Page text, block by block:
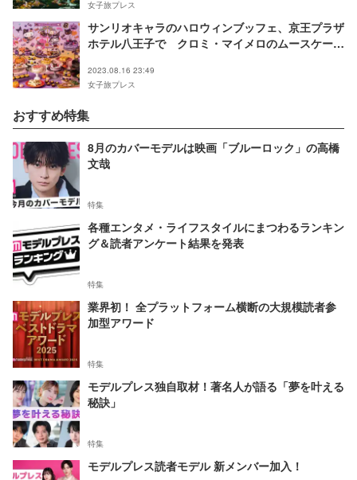
女子旅プレス
サンリオキャラのハロウィンブッフェ、京王プラザ
ホテル八王子で クロミ・マイメロのムースケーキ
2023.08.16 23:49
女子旅プレス
おすすめ特集
8月のカバーモデルは映画「ブルーロック」の高橋
文哉
特集
各種エンタメ・ライフスタイルにまつわるランキン
グ＆読者アンケート結果を発表
特集
業界初！ 全プラットフォーム横断の大規模読者参
加型アワード
特集
モデルプレス独自取材！著名人が語る「夢を叶える
秘訣」
特集
モデルプレス読者モデル 新メンバー加入！